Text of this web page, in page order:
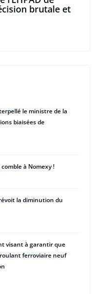
brutale et
le ministre de la
biaisées de
à Nomexy !
la diminution du
visant à garantir que
ferroviaire neuf